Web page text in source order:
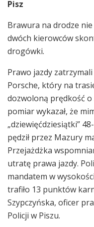
Pisz
Brawura na drodze nie
dwóch kierowców
drogówki.
Prawo jazdy
Porsche, który na
dozwoloną prędkość
pomiar wykazał, że
„dziewięćdziesiątki”
pędził przez Mazury
Przejażdżka
utratę prawa jazdy.
mandatem w
trafiło 13 punktów
Szypczyńska, oficer
Policji w Piszu.